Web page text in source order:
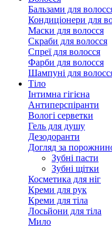
Бальзами для
Кондиціонери для
Маски для волосся
Скраби для волосся
Спреї для волосся
Фарби для волосся
Шампуні для
Тіло
Інтимна гігієна
Антиперспіранти
Вологі серветки
Гель для душу
Дезодоранти
Догляд за
Зубні пасти
Зубні щітки
Косметика для ніг
Креми для рук
Креми для тіла
Лосьйони для тіла
Мило